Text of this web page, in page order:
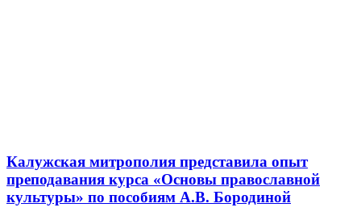
Калужская митрополия представила опыт
преподавания курса «Основы православной
культуры» по пособиям А.В. Бородиной